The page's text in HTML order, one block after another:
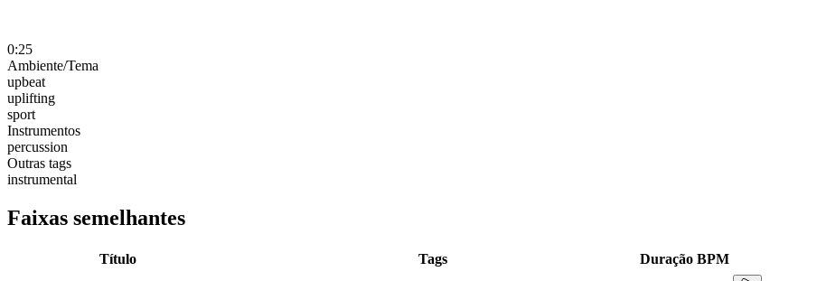
0:25
Ambiente/Tema
upbeat
uplifting
sport
Instrumentos
percussion
Outras tags
instrumental
Faixas semelhantes
Título Tags Duração BPM